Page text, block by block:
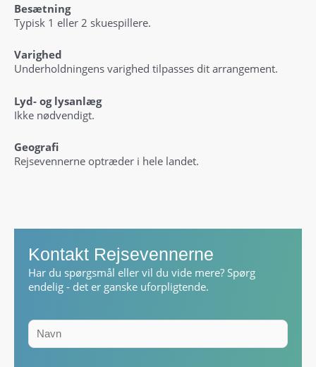
Besætning
Typisk 1 eller 2 skuespillere.
Varighed
Underholdningens varighed tilpasses dit arrangement.
Lyd- og lysanlæg
Ikke nødvendigt.
Geografi
Rejsevennerne optræder i hele landet.
Kontakt Rejsevennerne
Har du spørgsmål eller vil du vide mere? Spørg
endelig - det er ganske uforpligtende.